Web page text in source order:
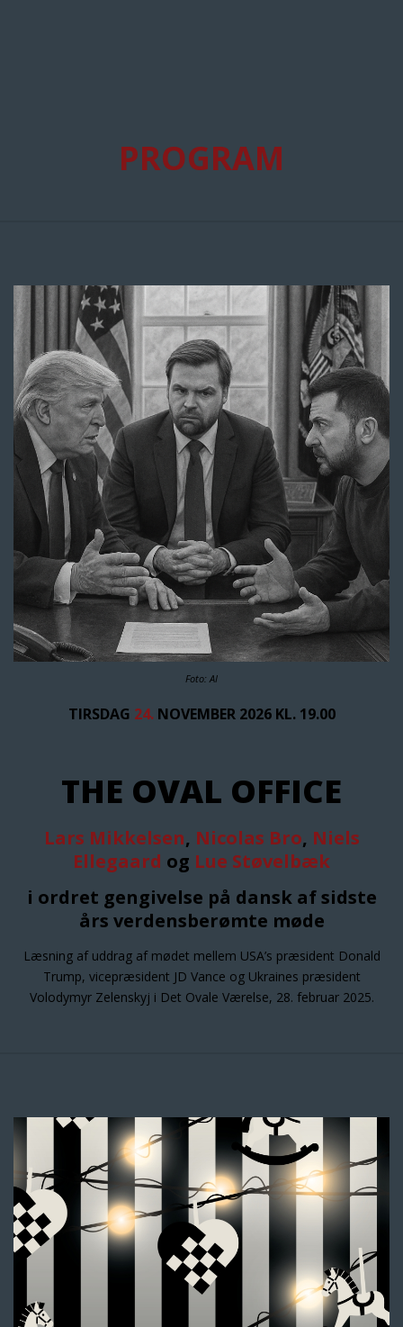
PROGRAM
Foto: AI
TIRSDAG 24.NOVEMBER 2026 KL. 19.00
THE OVAL OFFICE
Lars Mikkelsen, Nicolas Bro, Niels
Ellegaard og Lue Støvelbæk
i ordret gengivelse på dansk af sidste
års verdensberømte møde
Læsning af uddrag af mødet mellem USA’s præsident Donald
Trump, vicepræsident JD Vance og Ukraines præsident
Volodymyr Zelenskyj i Det Ovale Værelse, 28. februar 2025.